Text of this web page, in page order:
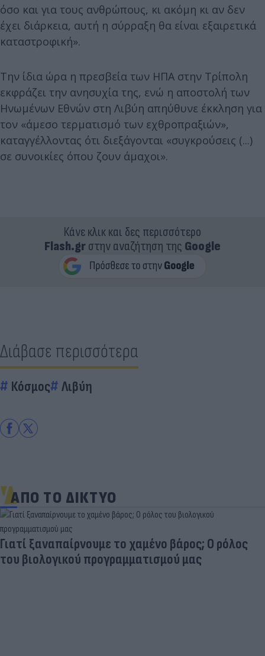
όσο και για τους ανθρώπους, κι ακόμη κι αν δεν
έχει διάρκεια, αυτή η σύρραξη θα είναι εξαιρετικά
καταστροφική».
Την ίδια ώρα η πρεσβεία των ΗΠΑ στην Τρίπολη
εκφράζει την ανησυχία της, ενώ η αποστολή των
Ηνωμένων Εθνών στη Λιβύη απηύθυνε έκκληση για
τον «άμεσο τερματισμό των εχθροπραξιών»,
καταγγέλλοντας ότι διεξάγονται «συγκρούσεις (...)
σε συνοικίες όπου ζουν άμαχοι».
Κάνε κλικ και δες περισσότερο
Flash.grστην αναζήτηση της Google
Διάβασε περισσότερα
Κόσμος Λιβύη
ΑΠΟ ΤΟ ΔΙΚΤΥΟ
Γιατί ξαναπαίρνουμε το χαμένο βάρος; Ο ρόλος
του βιολογικού προγραμματισμού μας